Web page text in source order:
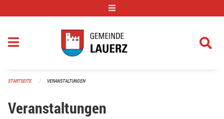
STARTSEITE VERANSTALTUNGEN
Veranstaltungen